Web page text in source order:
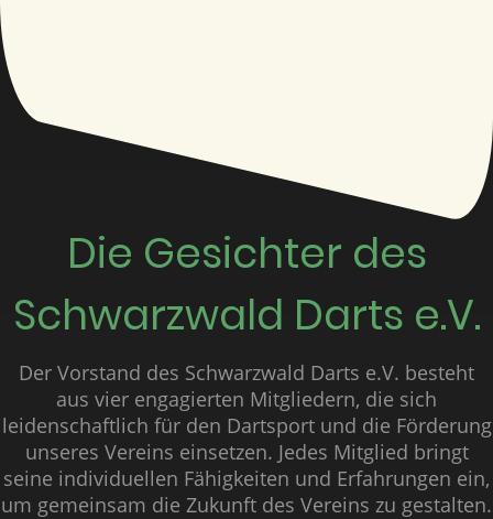
Die Gesichter des
Schwarzwald Darts e.V.
Der Vorstand des Schwarzwald Darts e.V. besteht
aus vier engagierten Mitgliedern, die sich
leidenschaftlich für den Dartsport und die Förderung
unseres Vereins einsetzen. Jedes Mitglied bringt
seine individuellen Fähigkeiten und Erfahrungen ein,
um gemeinsam die Zukunft des Vereins zu gestalten.